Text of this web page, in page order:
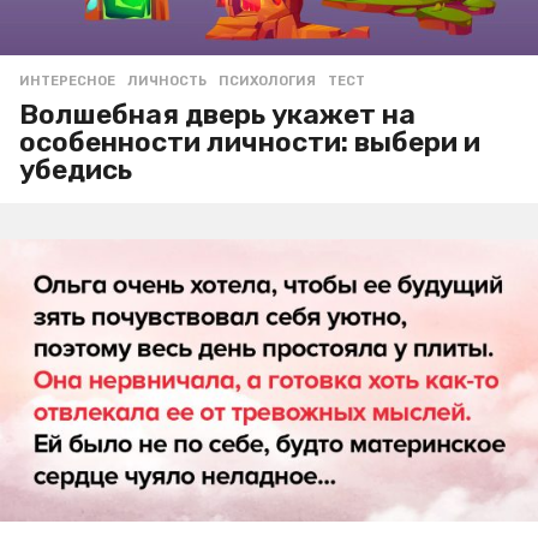
ИНТЕРЕСНОЕ ЛИЧНОСТЬ ,ПСИХОЛОГИЯ ,ТЕСТ
Волшебная дверь укажет на
особенности личности: выбери и
убедись